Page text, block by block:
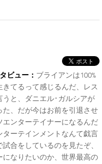
ビュー： ブライアンは100%
てるって感じるんだ、レス
と、ダニエル･ガルシアが
、だが今はお前を引退させ
ンターテイナーになるんだ
ーテインメントなんて戯言
合をしているのを見たぞ、
なりたいのか、世界最高の